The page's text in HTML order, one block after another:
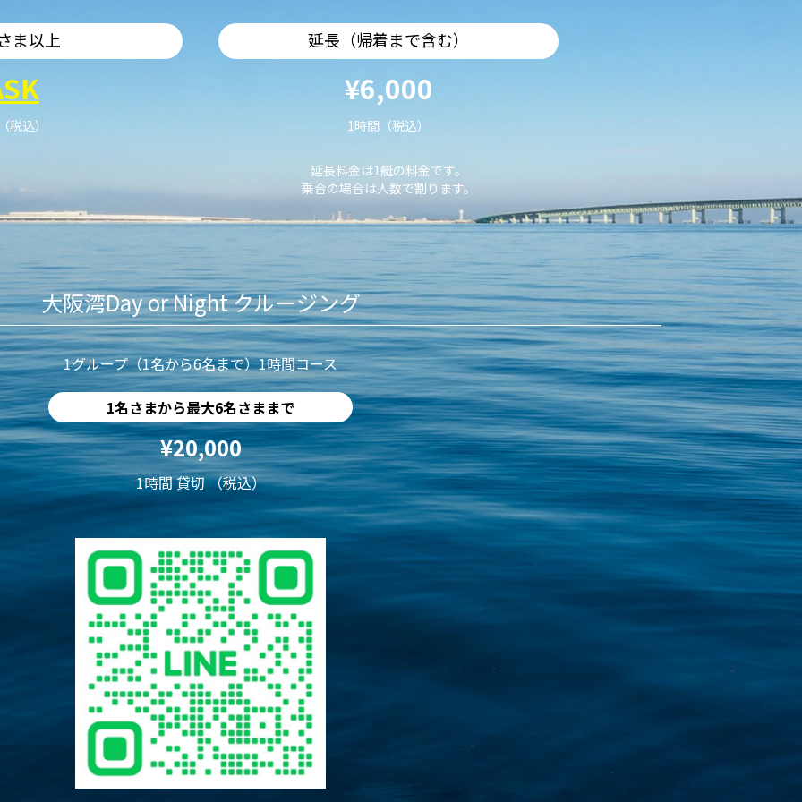
ま以上
税込）
延長（帰着まで含む）
¥6,000
1時間（税込）
延長料金は1艇の料金です。
乗合の場合は人数で割ります。
大阪湾Day or Night クルージング
1グループ（1名から6名まで）1時間コース
1名さまから最大6名さままで
¥20,000
1時間 貸切 （税込）